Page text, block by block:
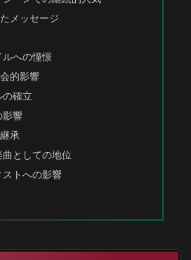
メッセージ
ルへの憧憬
的影響
の確立
影響
承
としての地位
トへの影響